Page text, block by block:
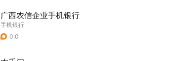
广西农信企业手机银行
手机银行
0.0